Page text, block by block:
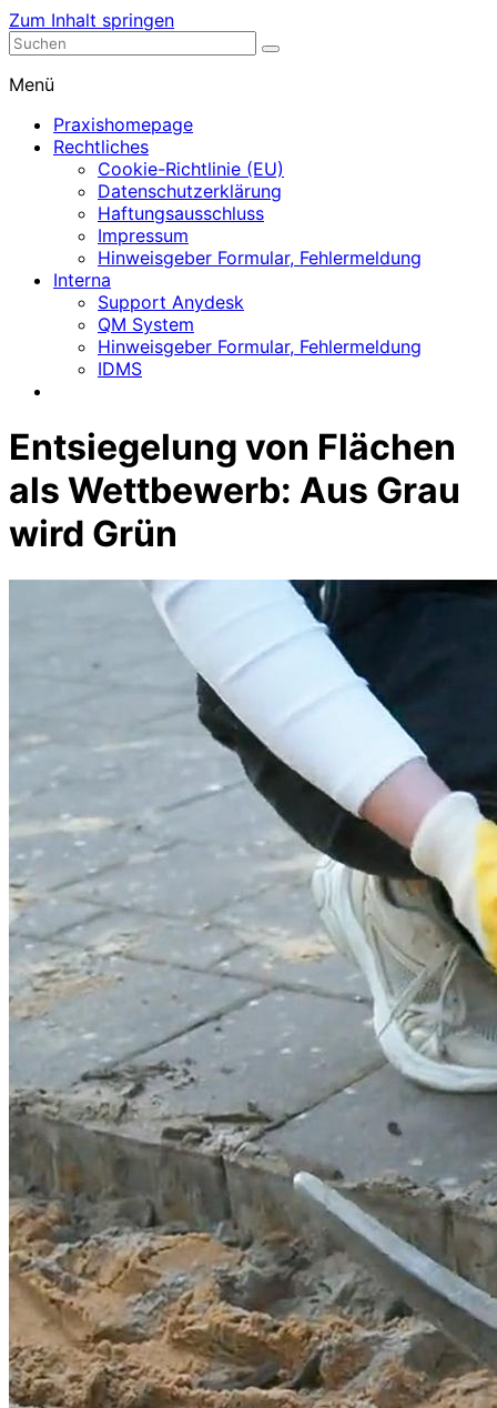
Zum Inhalt springen
Nephrologische Praxis mit Dialyse
Menü
Praxishomepage
Rechtliches
Cookie-Richtlinie (EU)
Datenschutzerklärung
Haftungsausschluss
Impressum
Hinweisgeber Formular, Fehlermeldung
Interna
Support Anydesk
QM System
Hinweisgeber Formular, Fehlermeldung
IDMS
Entsiegelung von Flächen
als Wettbewerb: Aus Grau
wird Grün